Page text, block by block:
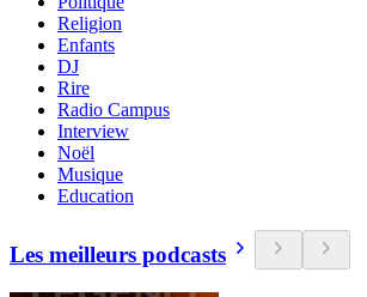
Religion
Enfants
DJ
Rire
Radio Campus
Interview
Noël
Musique
Education
Les meilleurs podcasts